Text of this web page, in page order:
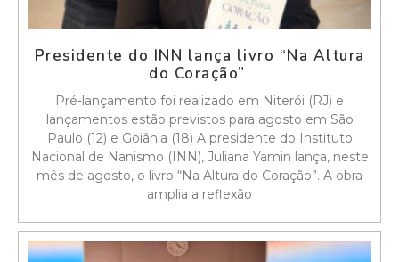
Presidente do INN lança livro “Na Altura
do Coração”
Pré-lançamento foi realizado em Niterói (RJ) e
lançamentos estão previstos para agosto em São
Paulo (12) e Goiânia (18) A presidente do Instituto
Nacional de Nanismo (INN), Juliana Yamin lança, neste
mês de agosto, o livro “Na Altura do Coração”. A obra
amplia a reflexão